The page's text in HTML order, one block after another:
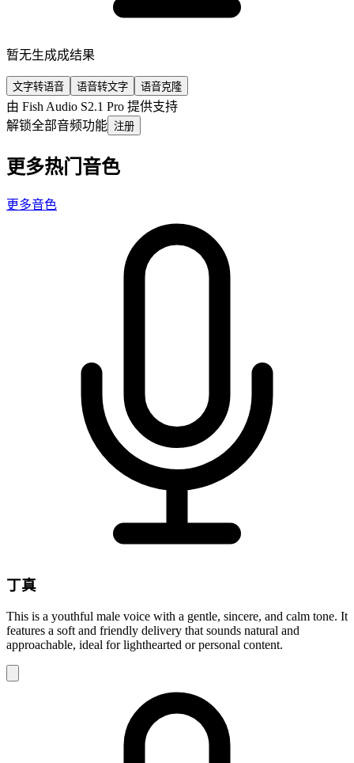
暂无生成成结果
文字转语音 语音转文字 语音克隆
由 Fish Audio S2.1 Pro 提供支持
解锁全部音频功能 注册
更多热门音色
更多音色
丁真
This is a youthful male voice with a gentle, sincere, and calm tone. It
features a soft and friendly delivery that sounds natural and
approachable, ideal for lighthearted or personal content.